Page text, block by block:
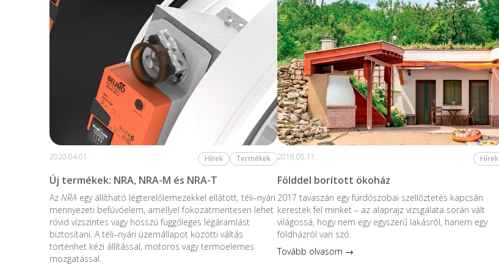
2020.04.01. Hírek Termékek
Új termékek: NRA, NRA-M és NRA-T
Az NRA egy állítható légterelőlemezekkel ellátott, téli–nyári
mennyezeti befúvóelem, amellyel fokozatmentesen lehet
rövid vízszintes vagy hosszú függőleges légáramlást
biztosítani. A téli–nyári üzemállapot közötti váltás
történhet kézi állítással, motoros vagy termoelemes
mozgatással.
2018.05.11. Hírek
Földdel borított ökoház
2017 tavaszán egy fürdőszobai szellőztetés kapcsán
kerestek fel minket – az alaprajz vizsgálata során vált
világossá, hogy nem egy egyszerű lakásról, hanem egy
földházról van szó.
Tovább olvasom →